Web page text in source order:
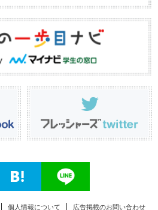
個人情報について 広告掲載のお問い合わせ